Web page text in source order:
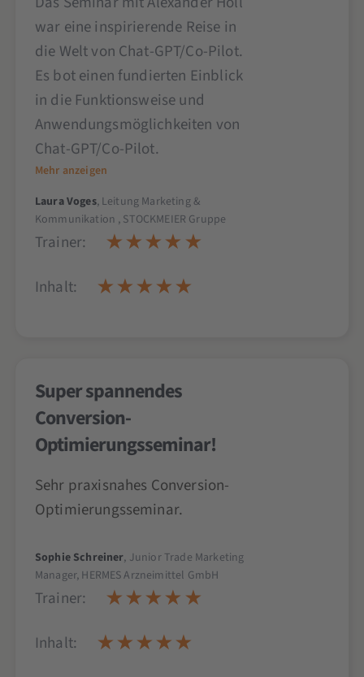
war eine inspirierende Reise in
die Welt von Chat-GPT/Co-Pilot.
Es bot einen fundierten Einblick
in die Funktionsweise und
Anwendungsmöglichkeiten von
Chat-GPT/Co-Pilot.
Mehr anzeigen
Laura Voges, Leitung Marketing &
Kommunikation , STOCKMEIER Gruppe
Trainer:
Inhalt:
Super spannendes
Conversion-
Optimierungsseminar!
Sehr praxisnahes Conversion-
Optimierungsseminar.
Sophie Schreiner, Junior Trade Marketing
Manager, HERMES Arzneimittel GmbH
Trainer:
Inhalt: